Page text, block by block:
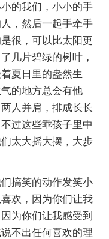
的我们，小小的手
，然后一起手牵手
很，可以比太阳更
几片碧绿的树叶，
夏日里的盎然生
的地方总会有他
人并肩，排成长长
过这些乖孩子里中
太大摇大摆，大步
搞笑的动作发笑小
欢，因为你们让我
为你们让我感受到
不出任何喜欢的理